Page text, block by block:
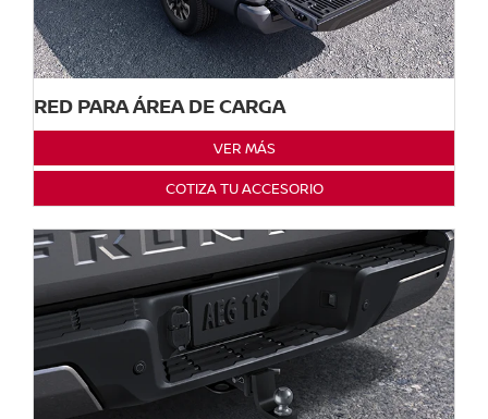
RED PARA ÁREA DE CARGA
VER MÁS
COTIZA TU ACCESORIO